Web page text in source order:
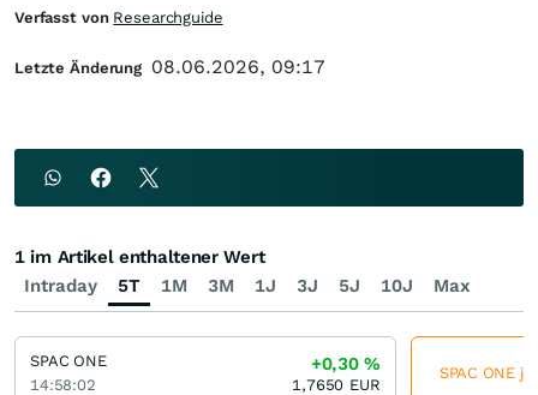
Verfasst von Researchguide
Letzte Änderung 08.06.2026, 09:17
Intraday 5T 1M 3M 1J 3J 5J 10J Max
1 im Artikel enthaltener Wert
SPAC ONE
14:58:02
+0,30%
1,7650 EUR
SPAC ONE